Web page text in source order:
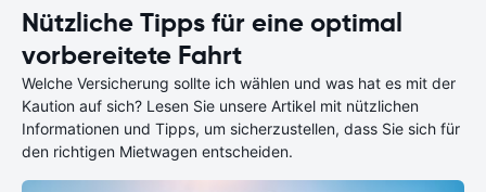
Nützliche Tipps für eine optimal
vorbereitete Fahrt
Welche Versicherung sollte ich wählen und was hat es mit der
Kaution auf sich? Lesen Sie unsere Artikel mit nützlichen
Informationen und Tipps, um sicherzustellen, dass Sie sich für
den richtigen Mietwagen entscheiden.